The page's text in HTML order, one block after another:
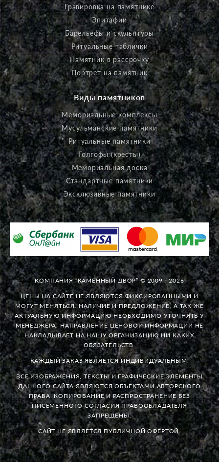
Гравировка на памятнике
Эпитафии
Барельефы и скульптуры
Ритуальные таблички
Памятник в рассрочку
Портрет на памятник
Виды памятников
Мемориальные комплексы
Мусульманские памятники
Ритуальные памятники
Голгофы (кресты)
Мемориальная доска
Стандартные памятники
Эксклюзивные памятники
КОМПАНИЯ “КАМЕННЫЙ ДВОР” © 2009 - 2026
ЦЕНЫ НА САЙТЕ НЕ ЯВЛЯЮТСЯ ФИКСИРОВАННЫМИ И
МОГУТ МЕНЯТЬСЯ. НАЛИЧИЕ И ПРЕДЛОЖЕНИЕ, А ТАК ЖЕ
АКТУАЛЬНУЮ ИНФОРМАЦИЮ НЕОБХОДИМО УТОЧНЯТЬ У
МЕНЕДЖЕРА. НАПРАВЛЕНИЕ ЦЕНОВОЙ ИНФОРМАЦИИ НЕ
НАКЛАДЫВАЕТ НА НАШУ ОРГАНИЗАЦИЮ НИ КАКИХ
ОБЯЗАТЕЛЬСТВ.
КАЖДЫЙ ЗАКАЗ ЯВЛЯЕТСЯ ИНДИВИДУАЛЬНЫМ.
ВСЕ ИЗОБРАЖЕНИЯ, ТЕКСТЫ И ГРАФИЧЕСКИЕ ЭЛЕМЕНТЫ
ДАННОГО САЙТА ЯВЛЯЮТСЯ ОБЪЕКТАМИ АВТОРСКОГО
ПРАВА. КОПИРОВАНИЕ И РАСПРОСТРАНЕНИЕ БЕЗ
ПИСЬМЕННОГО СОГЛАСИЯ ПРАВООБЛАДАТЕЛЯ
ЗАПРЕЩЕНЫ.
САЙТ НЕ ЯВЛЯЕТСЯ ПУБЛИЧНОЙ ОФЕРТОЙ.